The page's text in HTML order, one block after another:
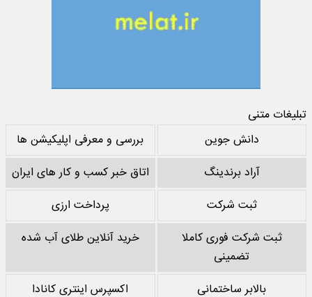
تبلیغات متنی
دانش جوین
بررسی و معرفی اپلیکیشن ها
آراد برندینگ
اتاق خبر کسب و کار های ایران
ثبت شرکت
پرداخت ارزی
ثبت شرکت فوری کاملا
تضمینی
خرید آنلاین طلای آب شده
بالابر ساختمانی اکسپرس اینتری کانادا